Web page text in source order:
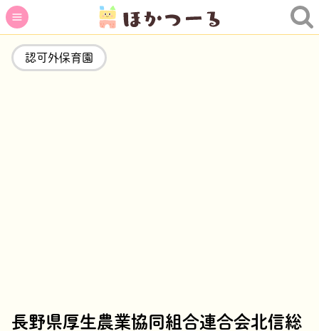
認可外保育園
長野県厚生農業協同組合連合会北信総